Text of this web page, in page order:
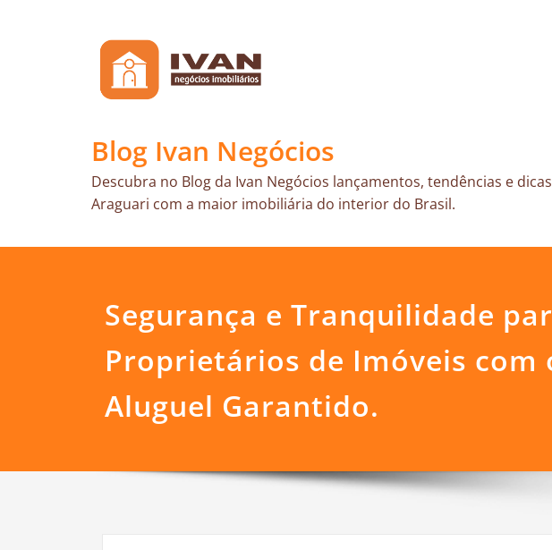
Blog Ivan Negócios
Descubra no Blog da Ivan Negócios lançamentos, tendências e
Araguari com a maior imobiliária do interior do Brasil.
Segurança e Tranquilidade
Proprietários de Imóveis com
Aluguel Garantido.